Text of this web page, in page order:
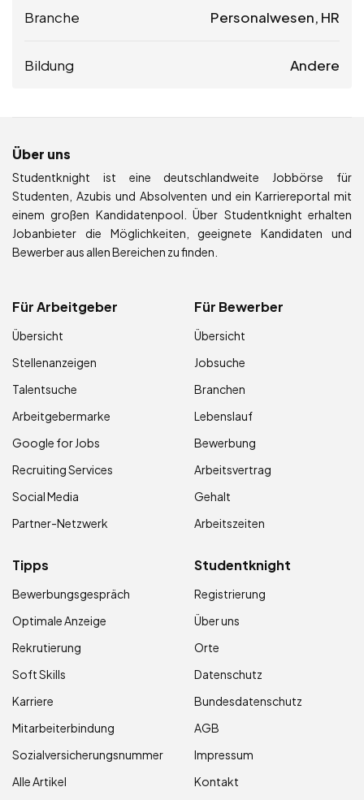
Branche Personalwesen, HR
Bildung Andere
Über uns
Studentknight ist eine deutschlandweite Jobbörse für
Studenten, Azubis und Absolventen und ein Karriereportal mit
einem großen Kandidatenpool. Über Studentknight erhalten
Jobanbieter die Möglichkeiten, geeignete Kandidaten und
Bewerber aus allen Bereichen zu finden.
Für Arbeitgeber
Übersicht
Stellenanzeigen
Talentsuche
Arbeitgebermarke
Google for Jobs
Recruiting Services
Social Media
Partner-Netzwerk
Für Bewerber
Übersicht
Jobsuche
Branchen
Lebenslauf
Bewerbung
Arbeitsvertrag
Gehalt
Arbeitszeiten
Tipps
Bewerbungsgespräch
Optimale Anzeige
Rekrutierung
Soft Skills
Karriere
Mitarbeiterbindung
Sozialversicherungsnummer
Alle Artikel
Studentknight
Registrierung
Über uns
Orte
Datenschutz
Bundesdatenschutz
AGB
Impressum
Kontakt